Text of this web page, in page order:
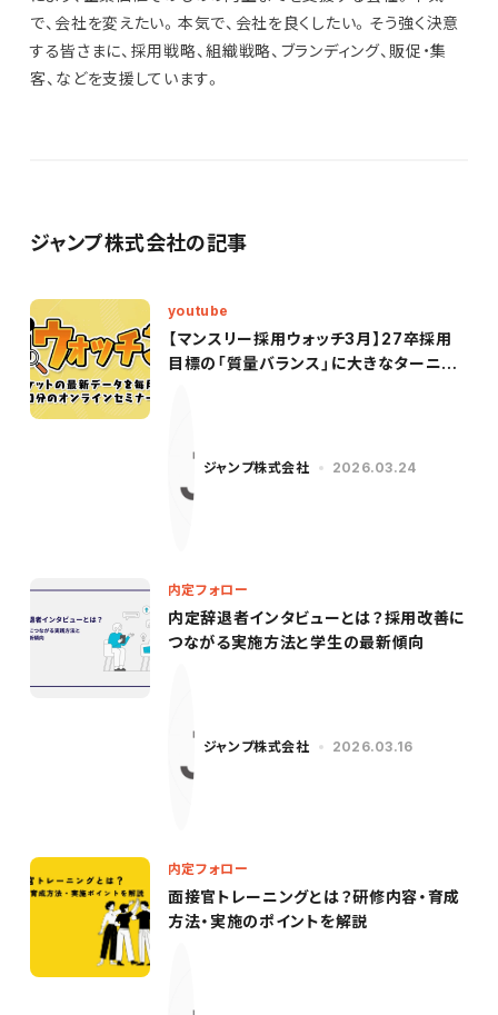
で、会社を変えたい。本気で、会社を良くしたい。そう強く決意
する皆さまに、採用戦略、組織戦略、ブランディング、販促・集
客、などを支援しています。
ジャンプ株式会社の記事
youtube
【マンスリー採用ウォッチ3月】27卒採用
目標の「質量バランス」に大きなターニン
ジャンプ株式会社 2026.03.24
内定フォロー
内定辞退者インタビューとは？採用改善に
つながる実施方法と学生の最新傾向
ジャンプ株式会社 2026.03.16
内定フォロー
面接官トレーニングとは？研修内容・育成
方法・実施のポイントを解説